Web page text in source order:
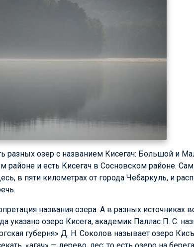
разных озер с названием Кисегач: Большой и
районе и есть Кисегач в Сосновском районе.
в пяти километрах от города Чебаркуль, и
названия озера. А в разных источниках
указано озеро Кисега, академик Паллас П. С.
губерня» Д. Н. Соколов называет озеро